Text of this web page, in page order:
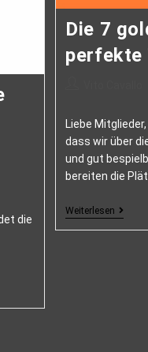
die
Die 7
perfekte
Liebe
dass wir über
und gut
bereiten die
Weiterlesen